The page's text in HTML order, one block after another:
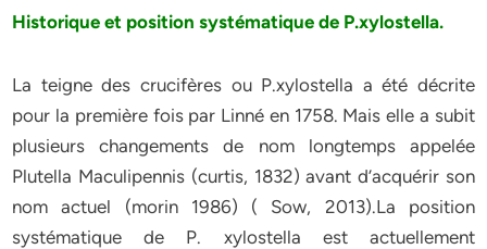
Historique et position systématique de P.xylostella.
La teigne des crucifères ou P.xylostella a été décrite
pour la première fois par Linné en 1758. Mais elle a subit
plusieurs changements de nom longtemps appelée
Plutella Maculipennis (curtis, 1832) avant d’acquérir son
nom actuel (morin 1986) ( Sow, 2013).La position
systématique de P. xylostella est actuellement